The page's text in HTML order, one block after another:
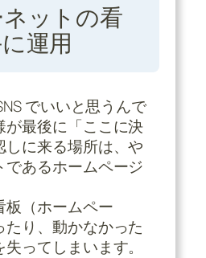
ットの看
運用
でいいと思うんで
が最後に「ここに決
しに来る場所は、や
であるホームページ
板（ホームペー
たり、動かなかった
ってしまいます。